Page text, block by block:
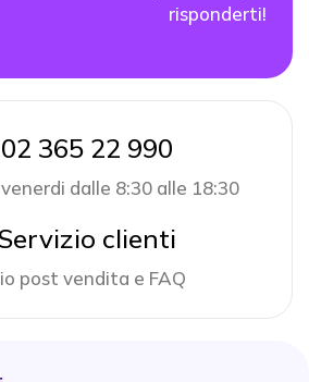
risponderti!
icon
02 365 22 990
dalle 8:30 alle 18:30
icon
Servizio clienti
post vendita e FAQ